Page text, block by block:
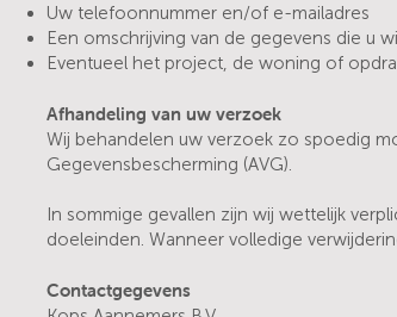
Uw telefoonnummer en/of e-mailadres
Een omschrijving van de gegevens die u
Eventueel het project, de woning of
Afhandeling van uw verzoek
Wij behandelen uw verzoek zo spoedig
Gegevensbescherming (AVG).
In sommige gevallen zijn wij wettelijk
doeleinden. Wanneer volledige
Contactgegevens